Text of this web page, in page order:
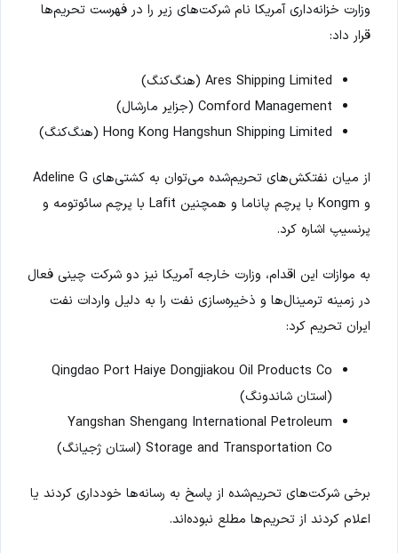
وزارت خزانه‌داری آمریکا نام شرکت‌های زیر را در فهرست تحریم‌ها
قرار داد:
Ares Shipping Limited (هنگ‌کنگ)
Comford Management (جزایر مارشال)
Hong Kong Hangshun Shipping Limited (هنگ‌کنگ)
از میان نفتکش‌های تحریم‌شده می‌توان به کشتی‌های Adeline G
و Kongm با پرچم پاناما و همچنین Lafit با پرچم سائوتومه و
پرنسیپ اشاره کرد.
به موازات این اقدام، وزارت خارجه آمریکا نیز دو شرکت چینی فعال
در زمینه ترمینال‌ها و ذخیره‌سازی نفت را به دلیل واردات نفت
ایران تحریم کرد:
Qingdao Port Haiye Dongjiakou Oil Products Co
(استان شاندونگ)
Yangshan Shengang International Petroleum
Storage and Transportation Co (استان ژجیانگ)
برخی شرکت‌های تحریم‌شده از پاسخ به رسانه‌ها خودداری کردند یا
اعلام کردند از تحریم‌ها مطلع نبوده‌اند.